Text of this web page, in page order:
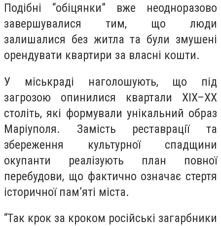
Подібні “обіцянки” вже неодноразово
завершувалися тим, що люди
залишалися без житла та були змушені
орендувати квартири за власні кошти.
У міськраді наголошують, що під
загрозою опинилися квартали XIX–XX
століть, які формували унікальний образ
Маріуполя. Замість реставрації та
збереження культурної спадщини
окупанти реалізують план повної
перебудови, що фактично означає стертя
історичної пам’яті міста.
“Так крок за кроком російські загарбники